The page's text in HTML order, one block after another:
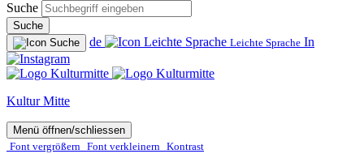
Suche
Suche
de Leichte Sprache In
Kultur Mitte
Menü öffnen/schliessen
Font ver­­größern Font ver­­kleinern Kontrast